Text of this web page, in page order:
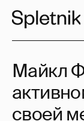
Майкл
своей